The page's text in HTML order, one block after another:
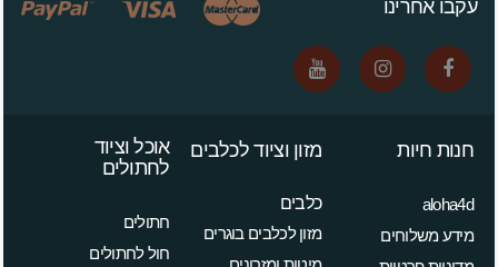
עקבו אחרינו
חנות חיות
aloha4d
מידע משלוחים
מזון וציוד לכלבים
כלבים
מזון לכלבים בוגרים
אוכל וציוד
לחתולים
חתולים
חול לחתולים